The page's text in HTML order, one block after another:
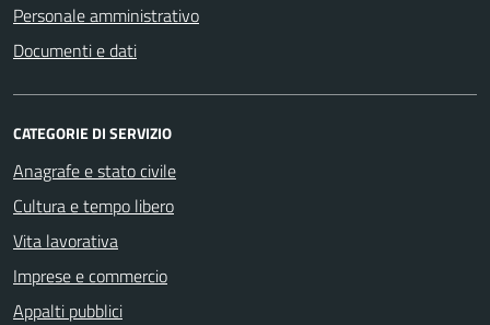
Personale amministrativo
Documenti e dati
CATEGORIE DI SERVIZIO
Anagrafe e stato civile
Cultura e tempo libero
Vita lavorativa
Imprese e commercio
Appalti pubblici